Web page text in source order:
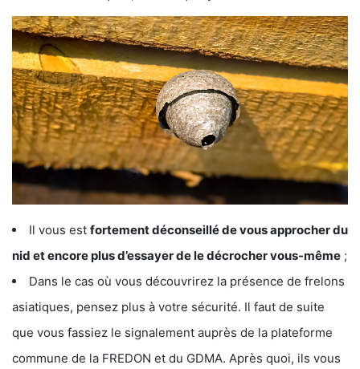
Il vous est fortement déconseillé de vous approcher du
nid et encore plus d’essayer de le décrocher vous-même ;
Dans le cas où vous découvrirez la présence de frelons
asiatiques, pensez plus à votre sécurité. Il faut de suite
que vous fassiez le signalement auprès de la plateforme
commune de la FREDON et du GDMA. Après quoi, ils vous